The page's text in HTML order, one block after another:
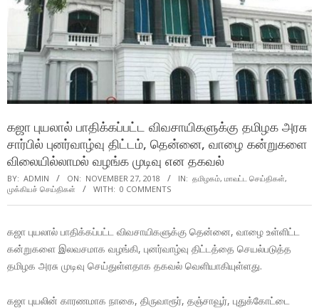
கஜா புயலால் பாதிக்கப்பட்ட விவசாயிகளுக்கு தமிழக அரசு
சார்பில் புனர்வாழ்வு திட்டம், தென்னை, வாழை கன்றுகளை
விலையில்லாமல் வழங்க முடிவு என தகவல்
BY: ADMIN ON: NOVEMBER 27, 2018 IN: தமிழகம், மாவட்ட செய்திகள்,
முக்கியச் செய்திகள்
WITH: 0 COMMENTS
கஜா புயலால் பாதிக்கப்பட்ட விவசாயிகளுக்கு தென்னை, வாழை உள்ளிட்ட
கன்றுகளை இலவசமாக வழங்கி, புனர்வாழ்வு திட்டத்தை செயல்படுத்த
தமிழக அரசு முடிவு செய்துள்ளதாக தகவல் வெளியாகியுள்ளது.
கஜா புயலின் காரணமாக நாகை, திருவாரூர், தஞ்சாவூர், புதுக்கோட்டை